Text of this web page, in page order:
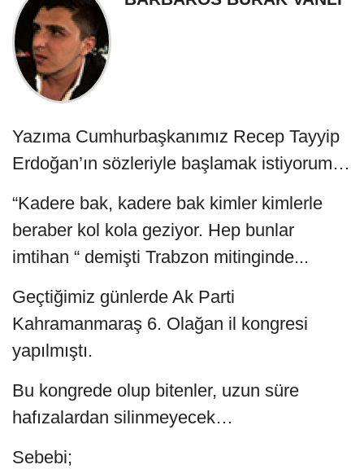
Yazıma Cumhurbaşkanımız Recep Tayyip
Erdoğan’ın sözleriyle başlamak istiyorum…
“Kadere bak, kadere bak kimler kimlerle
beraber kol kola geziyor. Hep bunlar
imtihan “ demişti Trabzon mitinginde...
Geçtiğimiz günlerde Ak Parti
Kahramanmaraş 6. Olağan il kongresi
yapılmıştı.
Bu kongrede olup bitenler, uzun süre
hafızalardan silinmeyecek…
Sebebi;